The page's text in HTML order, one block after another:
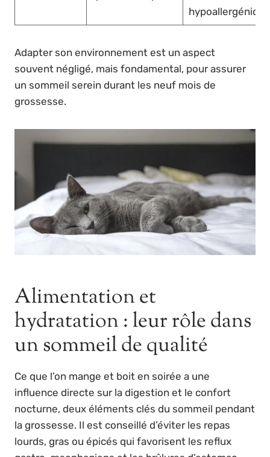
Adapter son environnement est un aspect
souvent négligé, mais fondamental, pour assurer
un sommeil serein durant les neuf mois de
grossesse.
Alimentation et
hydratation : leur rôle dans
un sommeil de qualité
Ce que l’on mange et boit en soirée a une
influence directe sur la digestion et le confort
nocturne, deux éléments clés du sommeil pendant
la grossesse. Il est conseillé d’éviter les repas
lourds, gras ou épicés qui favorisent les reflux